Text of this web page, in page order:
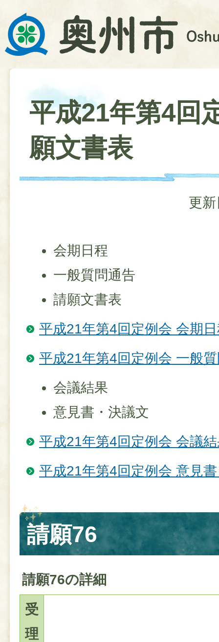
平成21年第4回
願文書表
更
会期日程
一般質問通告
請願文書表
平成21年第4回定例会 会期
平成21年第4回定例会 一般
会議結果
意見書・決議文
平成21年第4回定例会 会議
平成21年第4回定例会 意見
請願76
請願76の詳細
受
理